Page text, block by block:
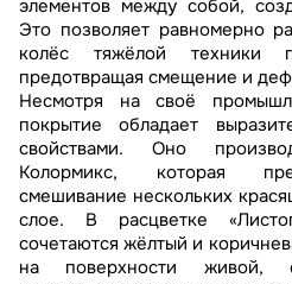
элементов между собой,
Это позволяет равномерно
колёс тяжёлой техники
предотвращая смещение и
Несмотря на своё
покрытие обладает
свойствами. Оно
Колормикс, которая
смешивание нескольких
слое. В расцветке
сочетаются жёлтый и
на поверхности живой,